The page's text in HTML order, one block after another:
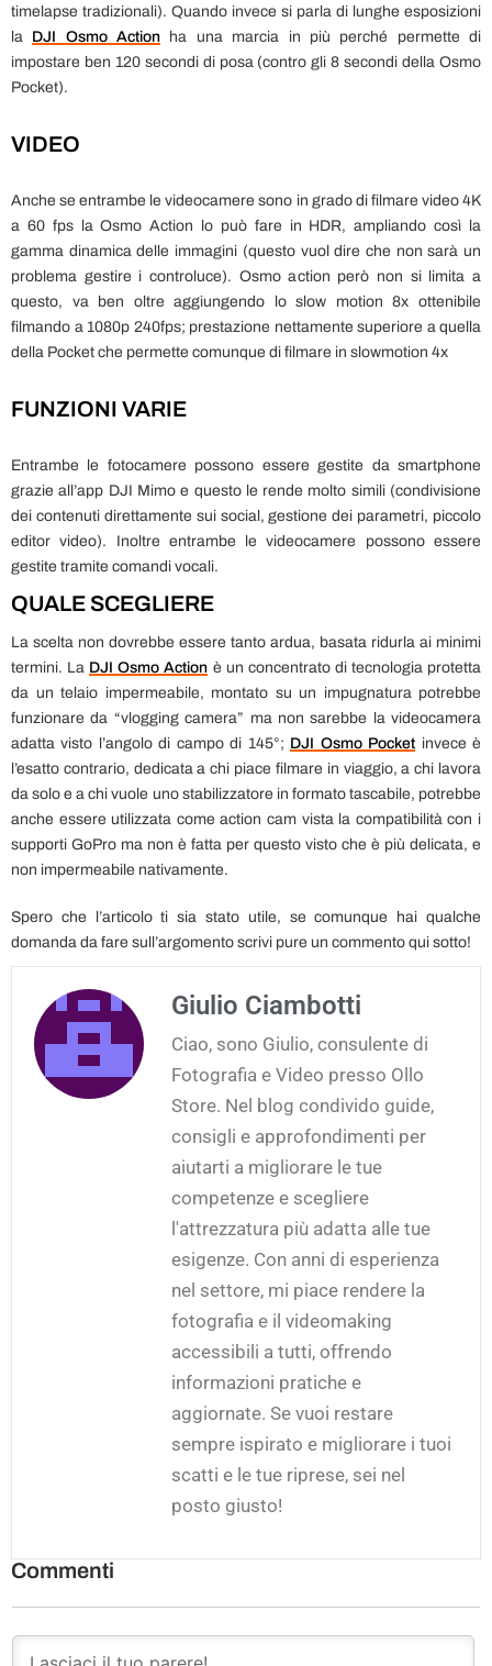
timelapse tradizionali). Quando invece si parla di lunghe esposizioni
la DJI Osmo Action ha una marcia in più perché permette di
impostare ben 120 secondi di posa (contro gli 8 secondi della Osmo
Pocket).
VIDEO
Anche se entrambe le videocamere sono in grado di filmare video 4K
a 60 fps la Osmo Action lo può fare in HDR, ampliando così la
gamma dinamica delle immagini (questo vuol dire che non sarà un
problema gestire i controluce). Osmo action però non si limita a
questo, va ben oltre aggiungendo lo slow motion 8x ottenibile
filmando a 1080p 240fps; prestazione nettamente superiore a quella
della Pocket che permette comunque di filmare in slowmotion 4x
FUNZIONI VARIE
Entrambe le fotocamere possono essere gestite da smartphone
grazie all’app DJI Mimo e questo le rende molto simili (condivisione
dei contenuti direttamente sui social, gestione dei parametri, piccolo
editor video). Inoltre entrambe le videocamere possono essere
gestite tramite comandi vocali.
QUALE SCEGLIERE
La scelta non dovrebbe essere tanto ardua, basata ridurla ai minimi
termini. La DJI Osmo Action è un concentrato di tecnologia protetta
da un telaio impermeabile, montato su un impugnatura potrebbe
funzionare da “vlogging camera” ma non sarebbe la videocamera
adatta visto l’angolo di campo di 145°; DJI Osmo Pocket invece è
l’esatto contrario, dedicata a chi piace filmare in viaggio, a chi lavora
da solo e a chi vuole uno stabilizzatore in formato tascabile, potrebbe
anche essere utilizzata come action cam vista la compatibilità con i
supporti GoPro ma non è fatta per questo visto che è più delicata, e
non impermeabile nativamente.
Spero che l’articolo ti sia stato utile, se comunque hai qualche
domanda da fare sull’argomento scrivi pure un commento qui sotto!
Giulio Ciambotti
Ciao, sono Giulio, consulente di
Fotografia e Video presso Ollo
Store. Nel blog condivido guide,
consigli e approfondimenti per
aiutarti a migliorare le tue
competenze e scegliere
l'attrezzatura più adatta alle tue
esigenze. Con anni di esperienza
nel settore, mi piace rendere la
fotografia e il videomaking
accessibili a tutti, offrendo
informazioni pratiche e
aggiornate. Se vuoi restare
sempre ispirato e migliorare i tuoi
scatti e le tue riprese, sei nel
posto giusto!
Commenti